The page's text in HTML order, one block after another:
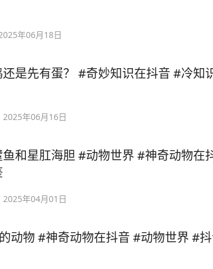
年06月18日
还是先有蛋？ #奇妙知识在抖音 #冷知
2025年06月16日
鱼和星肛海胆 #动物世界 #神奇动物在
2025年04月01日
动物 #神奇动物在抖音 #动物世界 #